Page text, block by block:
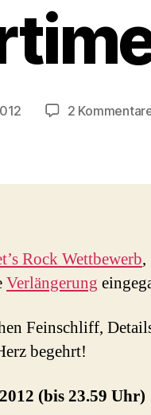
2
Rock Wettbewerb,
Verlängerung
Feinschliff,
begehrt!
(bis 23.59 Uhr)